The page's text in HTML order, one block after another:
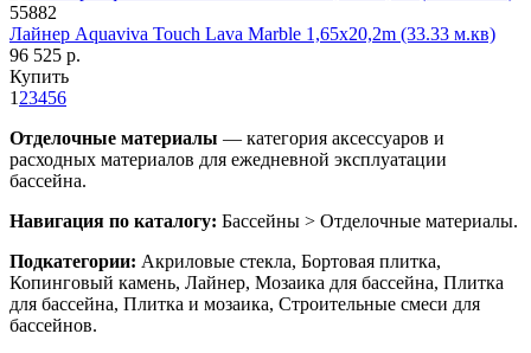
55882
Лайнер Aquaviva Touch Lava Marble 1,65x20,2m (33.33 м.кв)
96 525 р.
Купить
1 23456
Отделочные материалы — категория аксессуаров и
расходных материалов для ежедневной эксплуатации
бассейна.
Навигация по каталогу: Бассейны > Отделочные материалы.
Подкатегории: Акриловые стекла, Бортовая плитка,
Копинговый камень, Лайнер, Мозаика для бассейна, Плитка
для бассейна, Плитка и мозаика, Строительные смеси для
бассейнов.